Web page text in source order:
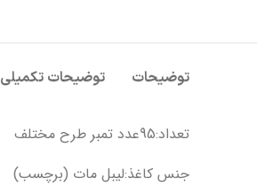
توضیحات توضیحات تکمیلی
تعداد:95عدد تمبر طرح مختلف
جنس کاغذ:لیبل مات (برچسب)